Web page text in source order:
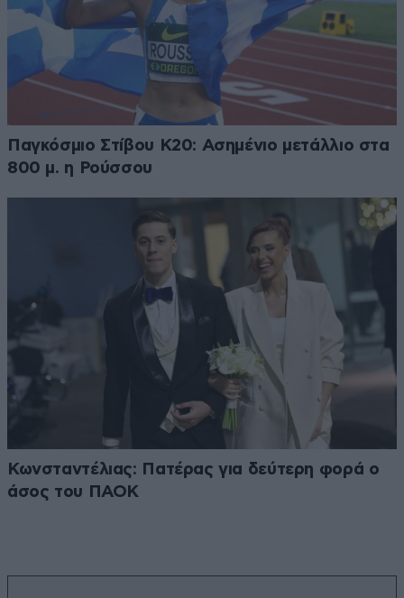
Παγκόσμιο Στίβου Κ20: Ασημένιο μετάλλιο στα
800 μ. η Ρούσσου
Κωνσταντέλιας: Πατέρας για δεύτερη φορά ο
άσος του ΠΑΟΚ